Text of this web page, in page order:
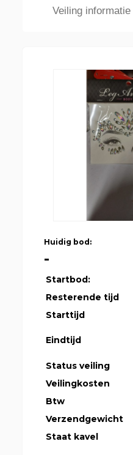
Veiling informatie
Huidig bod:
-
Startbod:
Resterende tijd
Starttijd
Eindtijd
Status veiling
Veilingkosten
Btw
Verzendgewicht
Staat kavel